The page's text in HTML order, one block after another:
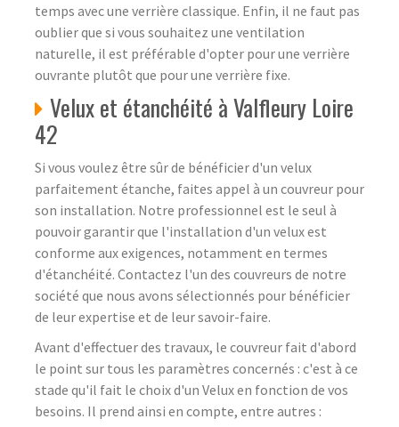
temps avec une verrière classique. Enfin, il ne faut pas
oublier que si vous souhaitez une ventilation
naturelle, il est préférable d'opter pour une verrière
ouvrante plutôt que pour une verrière fixe.
Velux et étanchéité à Valfleury Loire
42
Si vous voulez être sûr de bénéficier d'un velux
parfaitement étanche, faites appel à un couvreur pour
son installation. Notre professionnel est le seul à
pouvoir garantir que l'installation d'un velux est
conforme aux exigences, notamment en termes
d'étanchéité. Contactez l'un des couvreurs de notre
société que nous avons sélectionnés pour bénéficier
de leur expertise et de leur savoir-faire.
Avant d'effectuer des travaux, le couvreur fait d'abord
le point sur tous les paramètres concernés : c'est à ce
stade qu'il fait le choix d'un Velux en fonction de vos
besoins. Il prend ainsi en compte, entre autres :